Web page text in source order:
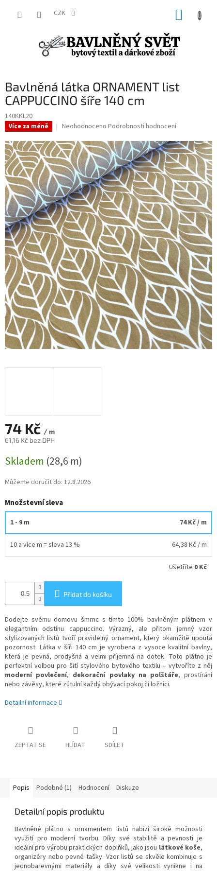
CZK
Bavlněná látka ORNAMENT list
CAPPUCCINO šíře 140 cm
140KKL20
Více za méně
Průměrné
produktu
je
0,0
z
5
hvězdiček.
Neohodnoceno Podrobnosti hodnocení
74 Kč / m
61,16 Kč bez DPH
cena:
Skladem (28,6 m)
Můžeme doručit do: 12.8.2026
Množstevní sleva
1 - 9 m 74 Kč/ m
10 a více m = sleva 13 % 64,38 Kč / m
Ušetříte 0 Kč
Přidat do košíku
Dodejte svému domovu šmrnc s tímto 100% bavlněným plátnem v
elegantním odstínu cappuccino. Výrazný, ale přitom jemný vzor
stylizovaných listů tvoří pravidelný ornament, který okamžitě upoutá
pozornost. Látka v šíři 140 cm je vyrobena z vysoce kvalitní bavlny,
která je pevná, prodyšná a velmi příjemná na dotek. Toto plátno je
perfektní volbou pro šití stylového bytového textilu – vytvoříte z něj
moderní povlečení, dekorační povlaky na polštáře, prostírání
nebo závěsy, které zútulní každý obývací pokoj či ložnici.
Detailní informace
ZEPTAT SE HLÍDAT SDÍLET
Popis Podobné (1) Hodnocení Diskuze
Detailní popis produktu
Bavlněné plátno s ornamentem listů nabízí široké možnosti
využití pro moderní tvorbu. Díky své stabilitě a pevnosti je
ideální pro výrobu praktických doplňků, jako jsou látkové koše,
organizéry nebo pevné tašky. Vzor listů se skvěle kombinuje s
jednobarevnými materiály a díky své velikosti vynikne i na